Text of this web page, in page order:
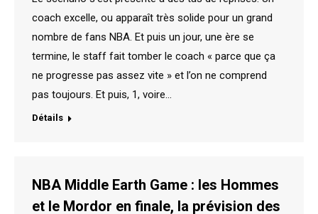
coach excelle, ou apparaît très solide pour un grand
nombre de fans NBA. Et puis un jour, une ère se
termine, le staff fait tomber le coach « parce que ça
ne progresse pas assez vite » et l’on ne comprend
pas toujours. Et puis, 1, voire…
Détails
NBA Middle Earth Game : les Hommes
et le Mordor en finale, la prévision des